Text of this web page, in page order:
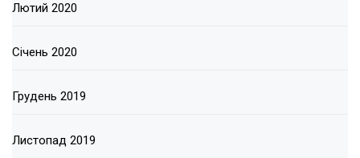
Лютий 2020
Січень 2020
Грудень 2019
Листопад 2019